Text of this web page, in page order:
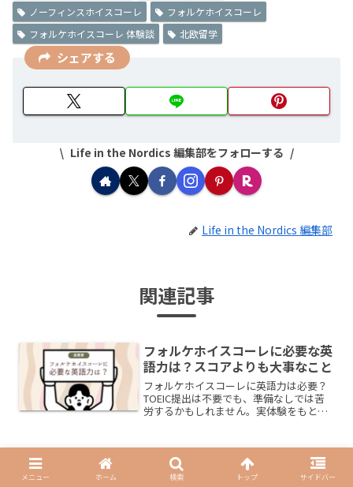
ノーフィンスホイスコーレ
フォルケホイスコーレ
フォルケホイスコーレ 体験談
北欧留学
シェアする
Life in the Nordics 編集部をフォローする
Life in the Nordics 編集部
関連記事
フォルケホイスコーレに必要な英
語力は？スコアよりも大事なこと
フォルケホイスコーレに英語力は必要？
TOEIC提出は不要でも、準備なしでは苦
労するかもしれません。実体験をもとに
北欧生活
日本からデンマークにポストカー
ドは何日で届く？実際に送って分
メニュー ホーム 検索 トップ サイドバー